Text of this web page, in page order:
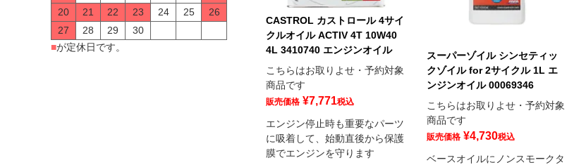
20
21 22 23 24 25
26
27
28 29
30
■が定休日です。
CASTROL カストロール 4サイ
クルオイル ACTIV 4T 10W40
4L 3410740 エンジンオイル
こちらはお取りよせ・予約対象
商品です
販売価格 ¥7,771税込
エンジン停止時も重要なパーツ
に吸着して、始動直後から保護
膜でエンジンを守ります
スーパーゾイル シンセティッ
クゾイル for 2サイクル 1L エ
ンジンオイル 00069346
こちらはお取りよせ・予約対象
商品です
販売価格 ¥4,730税込
ベースオイルにノンスモークタ